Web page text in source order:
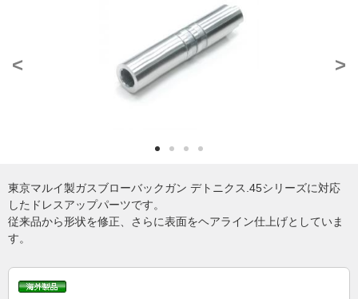
< >
東京マルイ製ガスブローバックガン デトニクス.45シリーズに対応
したドレスアップパーツです。
従来品から形状を修正、さらに表面をヘアライン仕上げとしていま
す。